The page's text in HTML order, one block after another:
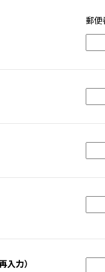
郵
入力）